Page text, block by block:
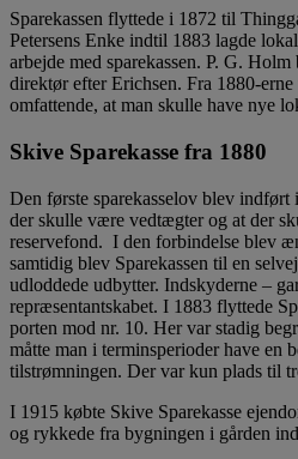
Sparekassen flyttede i 1872 til
Petersens Enke indtil 1883 lagde
arbejde med sparekassen. P. G.
direktør efter Erichsen. Fra 1880-erne
omfattende, at man skulle have nye
Skive Sparekasse fra 1880
Den første sparekasselov blev indført
der skulle være vedtægter og at der
reservefond. I den forbindelse blev
samtidig blev Sparekassen til en
udloddede udbytter. Indskyderne –
repræsentantskabet. I 1883 flyttede
porten mod nr. 10. Her var stadig
måtte man i terminsperioder have en
tilstrømningen. Der var kun plads til
I 1915 købte Skive Sparekasse
og rykkede fra bygningen i gården